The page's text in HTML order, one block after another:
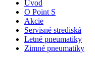
Úvod
O Point S
Akcie
Servisné strediská
Letné pneumatiky
Zimné pneumatiky